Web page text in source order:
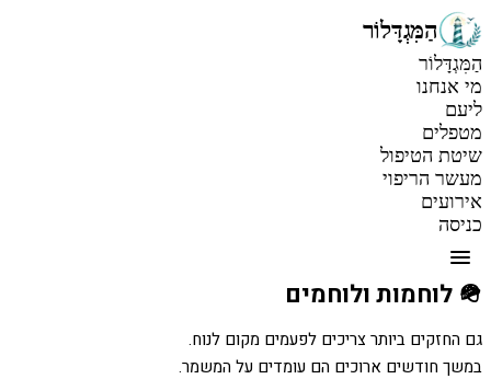
הַמִּגְדָּלוֹר
הַמִּגְדָּלוֹר
מי אנחנו
ליעם
מטפלים
שיטת הטיפול
מעשר הריפוי
אירועים
כניסה
לוחמות ולוחמים
🪖 לוחמות ולוחמים
במשך חודשים ארוכים הם עומדים על המשמר.